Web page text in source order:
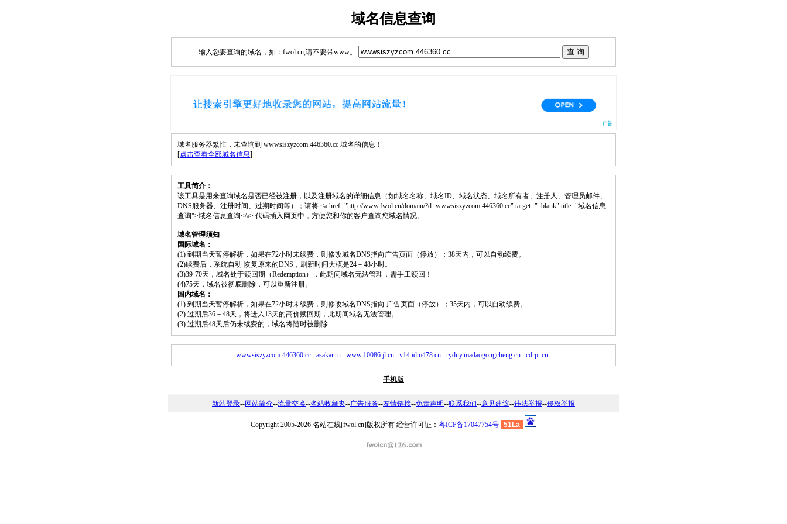
域名信息查询
输入您要查询的域名，如：fwol.cn,请不要带www。
域名服务器繁忙，未查询到 wwwsiszyzcom.446360.cc 域名的信息！
[点击查看全部域名信息]
工具简介：
该工具是用来查询域名是否已经被注册，以及注册域名的详细信息（如域名名称、域名ID、域名状态、域名所有者、注册人、管理员邮件、
DNS服务器、注册时间、过期时间等）；请将 <a href="http://www.fwol.cn/domain/?d=wwwsiszyzcom.446360.cc" target="_blank" title="域名信息
查询">域名信息查询</a> 代码插入网页中，方便您和你的客户查询您域名情况。
域名管理须知
国际域名：
(1) 到期当天暂停解析，如果在72小时未续费，则修改域名DNS指向广告页面（停放）；38天内，可以自动续费。
(2)续费后，系统自动 恢复原来的DNS，刷新时间大概是24－48小时。
(3)39-70天，域名处于赎回期（Redemption），此期间域名无法管理，需手工赎回！
(4)75天，域名被彻底删除，可以重新注册。
国内域名：
(1) 到期当天暂停解析，如果在72小时未续费，则修改域名DNS指向 广告页面（停放）；35天内，可以自动续费。
(2) 过期后36－48天，将进入13天的高价赎回期，此期间域名无法管理。
(3) 过期后48天后仍未续费的，域名将随时被删除
wwwsiszyzcom.446360.cc asakar.ru www.10086.jl.cn v14.idm478.cn ryduy.madaogongcheng.cn cdrpr.cn
手机版
新站登录--网站简介--流量交换--名站收藏夹--广告服务--友情链接--免责声明--联系我们--意见建议--违法举报--侵权举报
Copyright 2005-2026 名站在线[fwol.cn]版权所有 经营许可证： 粤ICP备17047754号 51La